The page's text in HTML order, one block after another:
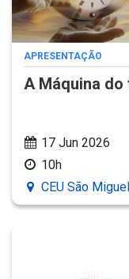
APRESENTAÇÃO
A Máquina
17 Jun 2026
10h
CEU São